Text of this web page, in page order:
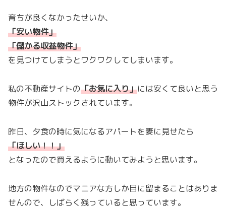
育ちが良くなかったせいか、
「安い物件」
「儲かる収益物件」
を見つけてしまうとワクワクしてしまいます。
私の不動産サイトの「お気に入り」には安くて良いと思う
物件が沢山ストックされています。
昨日、夕食の時に気になるアパートを妻に見せたら
「ほしい！！」
となったので買えるように動いてみようと思います。
地方の物件なのでマニアな方しか目に留まることはありま
せんので、しばらく残っていると思っています。